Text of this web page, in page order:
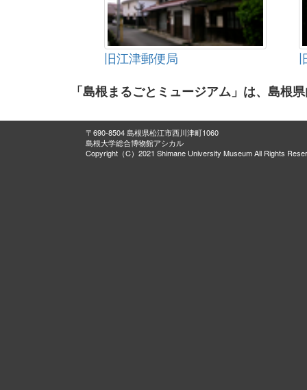
旧江津郵便局
「島根まるごとミュージアム」は、島根
〒690-8504 島根県松江市西川津町1060
島根大学総合博物館アシカル
Copyright（C）2021 Shimane University Museum All Rights